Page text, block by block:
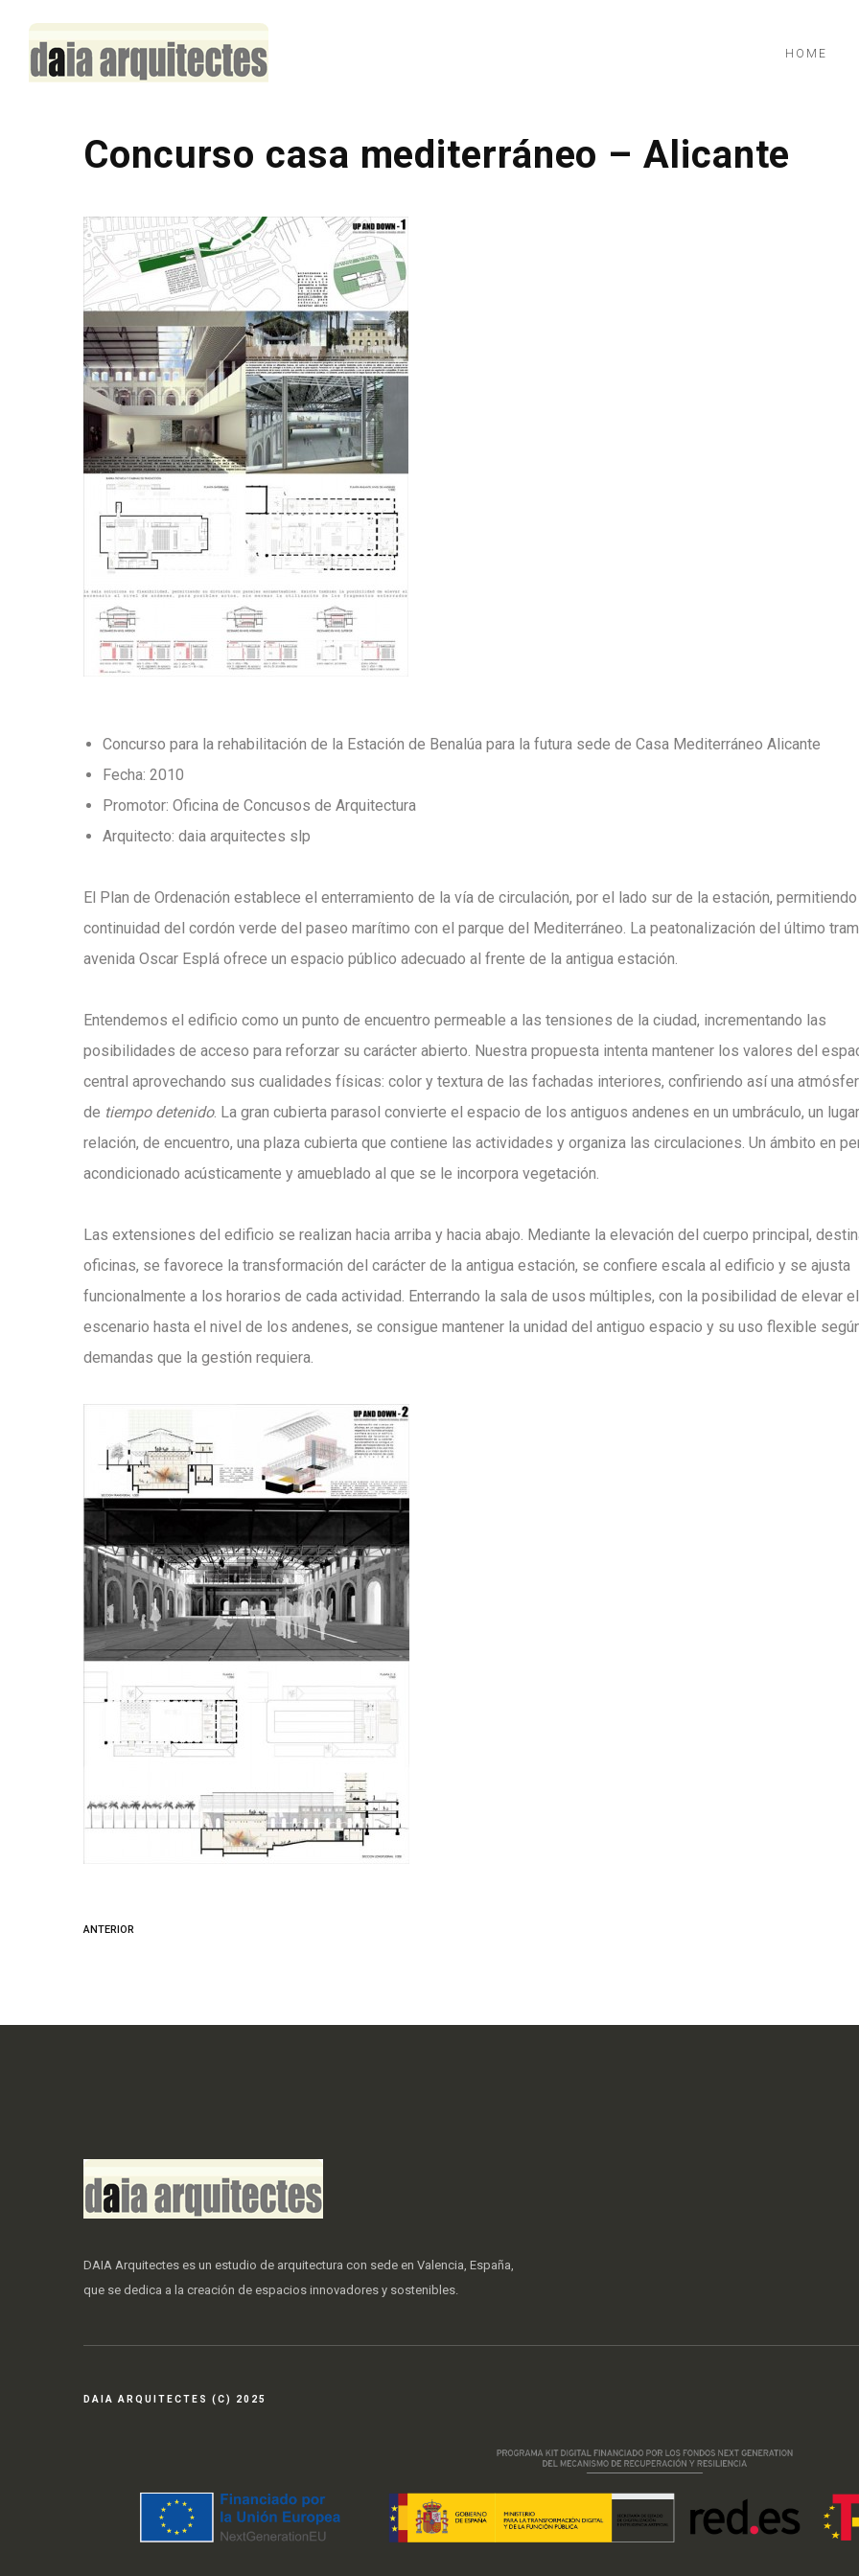
HOME
Concurso casa mediterráneo – Alicante
Concurso para la rehabilitación de la Estación de Benalúa para la futura sede de Casa Mediterráneo Alicante
Fecha: 2010
Promotor: Oficina de Concusos de Arquitectura
Arquitecto: daia arquitectes slp
El Plan de Ordenación establece el enterramiento de la vía de circulación, por el lado sur de la estación,
continuidad del cordón verde del paseo marítimo con el parque del Mediterráneo. La peatonalización del último
avenida Oscar Esplá ofrece un espacio público adecuado al frente de la antigua estación.
Entendemos el edificio como un punto de encuentro permeable a las tensiones de la ciudad, incrementando las
posibilidades de acceso para reforzar su carácter abierto. Nuestra propuesta intenta mantener los valores del
central aprovechando sus cualidades físicas: color y textura de las fachadas interiores, confiriendo así una
de tiempo detenido. La gran cubierta parasol convierte el espacio de los antiguos andenes en un umbráculo, un
relación, de encuentro, una plaza cubierta que contiene las actividades y organiza las circulaciones. Un ámbito en
acondicionado acústicamente y amueblado al que se le incorpora vegetación.
Las extensiones del edificio se realizan hacia arriba y hacia abajo. Mediante la elevación del cuerpo principal,
oficinas, se favorece la transformación del carácter de la antigua estación, se confiere escala al edificio y se ajusta
funcionalmente a los horarios de cada actividad. Enterrando la sala de usos múltiples, con la posibilidad de elevar el
escenario hasta el nivel de los andenes, se consigue mantener la unidad del antiguo espacio y su uso flexible
demandas que la gestión requiera.
ANTERIOR
DAIA Arquitectes es un estudio de arquitectura con sede en Valencia, España,
que se dedica a la creación de espacios innovadores y sostenibles.
DAIA ARQUITECTES (C) 2025